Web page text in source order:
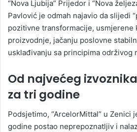
“Nova Ljubija” Prijedor i “Nova
Pavlović je odmah najavio da slijedi
pozitivne transformacije, usmjerene
proizvodnje, jačanju poslovne
usklađivanju sa principima održivog
Od najvećeg
za tri godine
Podsjetimo, “ArcelorMittal” u Zenici
godine postao neprepoznatljiv i